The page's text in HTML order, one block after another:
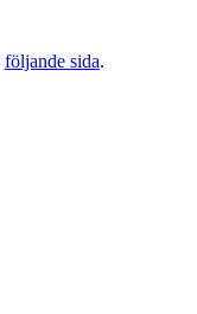
följande sida.